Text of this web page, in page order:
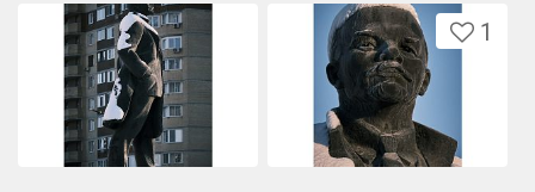
1